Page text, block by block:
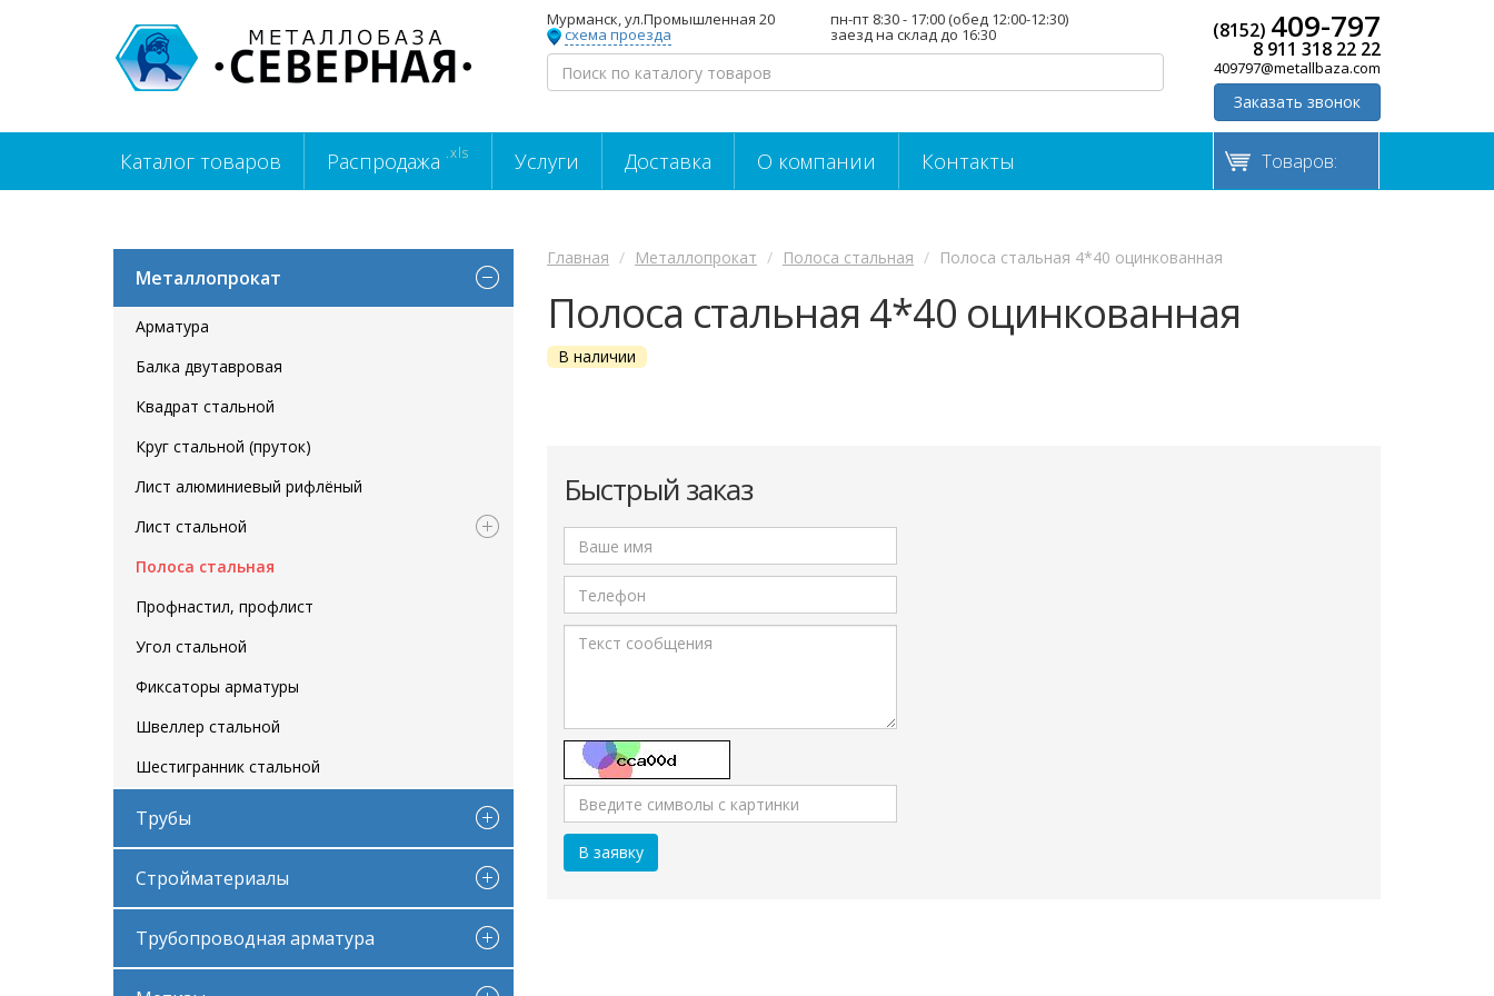
(8152) 409-797
8 911 318 22 22
409797@metallbaza.com
Заказать звонок
Мурманск, ул.Промышленная 20
схема проезда
пн-пт 8:30 - 17:00 (обед 12:00-12:30)
заезд на склад до 16:30
Каталог товаров Распродажа .xls Услуги Доставка О компании Контакты Товаров:
Металлопрокат
Арматура
Балка двутавровая
Квадрат стальной
Круг стальной (пруток)
Лист алюминиевый рифлёный
Лист стальной
Полоса стальная
Профнастил, профлист
Угол стальной
Фиксаторы арматуры
Швеллер стальной
Шестигранник стальной
Трубы
Стройматериалы
Трубопроводная арматура
Главная Металлопрокат Полоса стальная Полоса стальная 4*40 оцинкованная
Полоса стальная 4*40 оцинкованная
В наличии
Быстрый заказ